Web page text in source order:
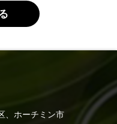
、ホーチミン市